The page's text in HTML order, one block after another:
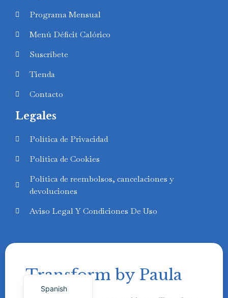
Programa Mensual
Menú Déficit Calórico
Suscríbete
Tienda
Contacto
Legales
Política de Privacidad
Política de Cookies
Política de reembolsos, cancelaciones y
devoluciones
Aviso Legal Y Condiciones De Uso
Transform by Paula
Spanish
English
Polish
Swedish